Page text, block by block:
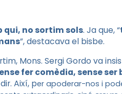
qui, no sortim sols. Ja que, “
”, destacava el bisbe.
Mons. Sergi Gordo va
fer comèdia, sense
Així, per apoderar-nos i